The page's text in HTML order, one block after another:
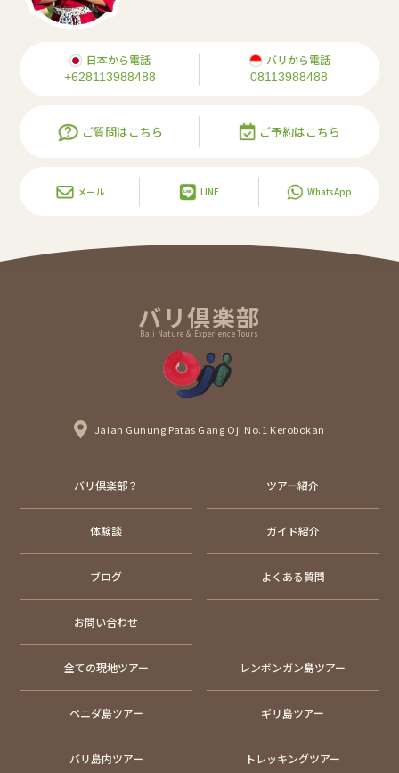
日本から電話
+628113988488
バリから電話
08113988488
ご質問はこちら ご予約はこちら
メール LINE WhatsApp
バリ倶楽部
Bali Nature & Experience Tours
Jaian Gunung Patas Gang Oji No.1 Kerobokan
バリ倶楽部？ ツアー紹介
体験談 ガイド紹介
ブログ よくある質問
お問い合わせ
全ての現地ツアー レンボンガン島ツアー
ペニダ島ツアー ギリ島ツアー
バリ島内ツアー トレッキングツアー